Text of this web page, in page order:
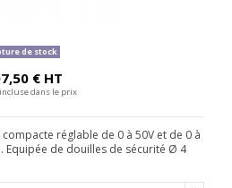
de stock
€ HT
dans le prix
réglable de 0 à 50V et de 0 à
Equipée de douilles de sécurité Ø 4